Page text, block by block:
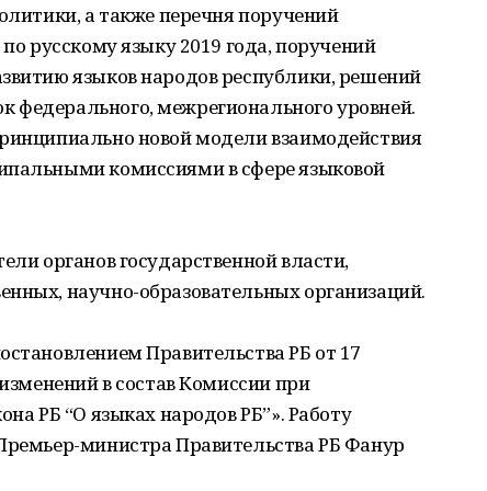
а также перечня поручений
русскому языку 2019 года, поручений
языков народов республики, решений
межрегионального уровней.
новой модели взаимодействия
комиссиями в сфере языковой
органов государственной власти,
научно-образовательных организаций.
Правительства РБ от 17
в состав Комиссии при
РБ “О языках народов РБ”». Работу
министра Правительства РБ Фанур